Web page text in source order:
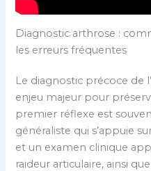
Diagnostic arthrose :
les erreurs fréquentes
Le diagnostic précoce de
enjeu majeur pour
premier réflexe est
généraliste qui s’appuie
et un examen clinique
raideur articulaire, ainsi